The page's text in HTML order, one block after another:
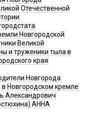
Отечественной
Новгородской
Великой
и труженики тыла в
края
Новгорода
в Новгородском кремле
Александрович
АННА